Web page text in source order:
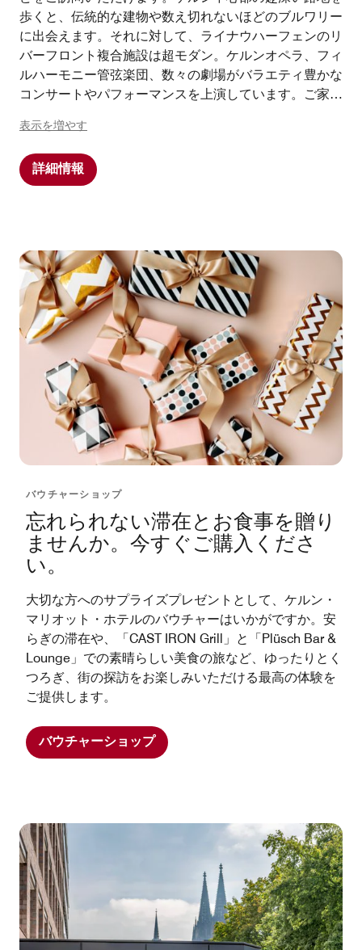
歩くと、伝統的な建物や数え切れないほどのブルワリー
に出会えます。それに対して、ライナウハーフェンのリ
バーフロント複合施設は超モダン。ケルンオペラ、フィ
ルハーモニー管弦楽団、数々の劇場がバラエティ豊かな
コンサートやパフォーマンスを上演しています。ご家族
のオデッセウム、テーマパークのファンタジアランド、
チョコレート博物館がおすすめです。ケルン観光のハイ
ライトをご紹介しましょう。
表示を増やす
詳細情報
バウチャーショップ
忘れられない滞在とお食事を贈り
ませんか。今すぐご購入くださ
い。
大切な方へのサプライズプレゼントとして、ケルン・
マリオット・ホテルのバウチャーはいかがですか。安
らぎの滞在や、「CAST IRON Grill」と「Plüsch Bar &
Lounge」での素晴らしい美食の旅など、ゆったりとく
つろぎ、街の探訪をお楽しみいただける最高の体験を
ご提供します。
バウチャーショップ